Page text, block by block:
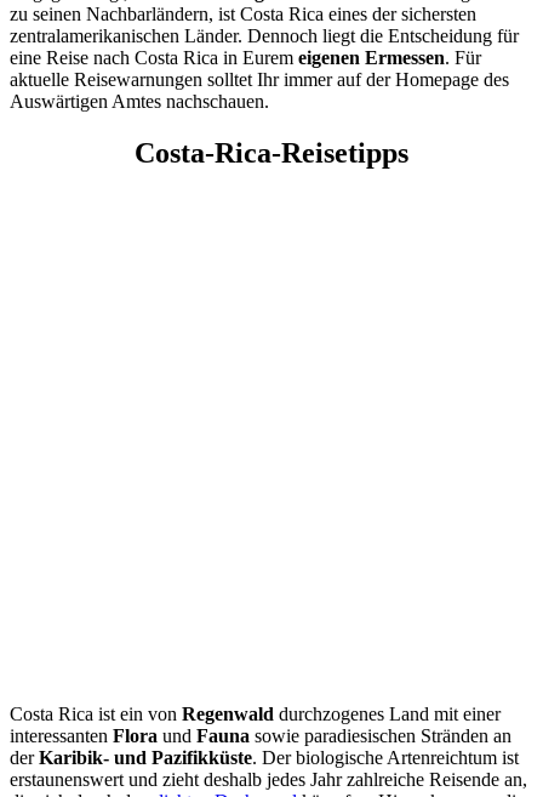
zu seinen Nachbarländern, ist Costa Rica eines der sichersten
zentralamerikanischen Länder. Dennoch liegt die Entscheidung für
eine Reise nach Costa Rica in Eurem eigenen Ermessen. Für
aktuelle Reisewarnungen solltet Ihr immer auf der Homepage des
Auswärtigen Amtes nachschauen.
Costa-Rica-Reisetipps
Costa Rica ist ein von Regenwald durchzogenes Land mit einer
interessanten Flora und Fauna sowie paradiesischen Stränden an
derKaribik- und Pazifikküste. Der biologische Artenreichtum ist
erstaunenswert und zieht deshalb jedes Jahr zahlreiche Reisende an,